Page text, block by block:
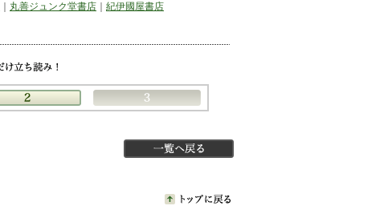
丸善ジュンク堂書店 紀伊國屋書店